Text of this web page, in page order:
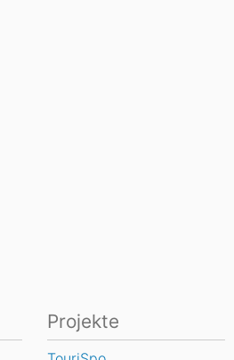
Projekte